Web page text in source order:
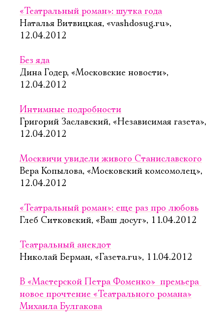
«Театральный роман»: шутка года
Наталья Витвицкая, «vashdosug.ru»,
12.04.2012
Без яда
Дина Годер, «Московские новости»,
12.04.2012
Интимные подробности
Григорий Заславский, «Независимая газета»,
12.04.2012
Москвичи увидели живого Cтаниславского
Вера Копылова, «Московский комсомолец»,
12.04.2012
«Театральный роман»: еще раз про любовь
Глеб Ситковский, «Ваш досуг», 11.04.2012
Театральный анекдот
Николай Берман, «Газета.ru», 11.04.2012
В «Мастерской Петра Фоменко»  премьера 
новое прочтение «Театрального романа»
Михаила Булгакова